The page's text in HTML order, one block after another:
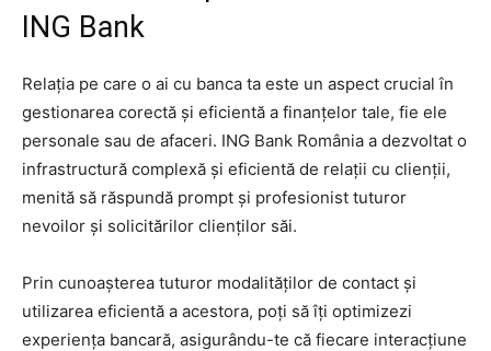
ING Bank
Relația pe care o ai cu banca ta este un aspect crucial în
gestionarea corectă și eficientă a finanțelor tale, fie ele
personale sau de afaceri. ING Bank România a dezvoltat o
infrastructură complexă și eficientă de relații cu clienții,
menită să răspundă prompt și profesionist tuturor
nevoilor și solicitărilor clienților săi.
Prin cunoașterea tuturor modalităților de contact și
utilizarea eficientă a acestora, poți să îți optimizezi
experiența bancară, asigurându-te că fiecare interacțiune